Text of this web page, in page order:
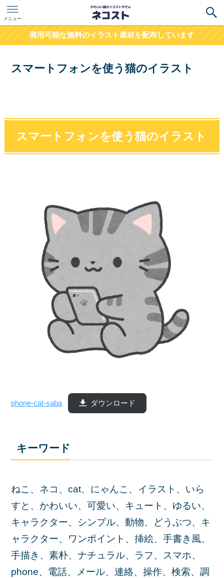
メニュー
商用可能な無料のイラスト素材を配布しています
スマートフォンを使う猫のイラスト
スマートフォンを使う猫のイラスト
phone-cat-saba ダウンロード
キーワード
ねこ、ネコ、cat、にゃんこ、イラスト、いら
すと、かわいい、可愛い、キュート、ゆるい、
キャラクター、シンプル、動物、どうぶつ、キ
ャラクター、ワンポイント、挿絵、手書き風、
手描き、素朴、ナチュラル、ラフ、スマホ、
phone、電話、メール、連絡、操作、検索、調